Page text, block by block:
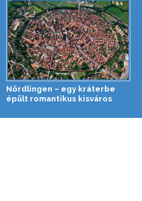
Nördlingen – egy kráterbe
épült romantikus kisváros